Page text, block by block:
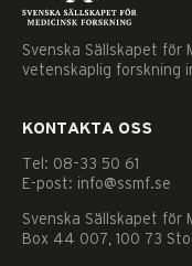
Svenska Sällskapet för
vetenskaplig forskning
KONTAKTA OSS
Tel: 08–33 50 61
E-post: info@ssmf.se
Svenska Sällskapet för
Box 44 007, 100 73